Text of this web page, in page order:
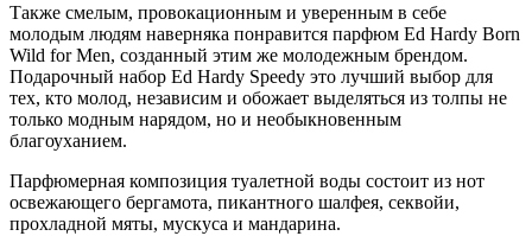
Также смелым, провокационным и уверенным в себе
молодым людям наверняка понравится парфюм Ed Hardy Born
Wild for Men, созданный этим же молодежным брендом.
Подарочный набор Ed Hardy Speedy это лучший выбор для
тех, кто молод, независим и обожает выделяться из толпы не
только модным нарядом, но и необыкновенным
благоуханием.
Парфюмерная композиция туалетной воды состоит из нот
освежающего бергамота, пикантного шалфея, секвойи,
прохладной мяты, мускуса и мандарина.